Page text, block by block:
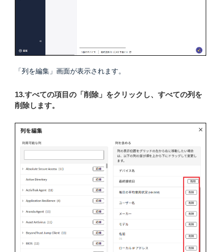
「列を編集」画面が表示されます。
13.すべての項目の「削除」をクリックし、すべての列を
削除します。